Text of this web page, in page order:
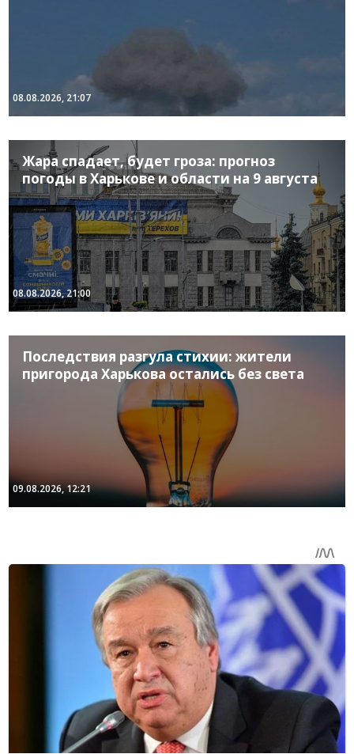
08.08.2026, 21:07
Жара спадает, будет гроза: прогноз
погоды в Харькове и области на 9 августа
08.08.2026, 21:00
Последствия разгула стихии: жители
пригорода Харькова остались без света
09.08.2026, 12:21